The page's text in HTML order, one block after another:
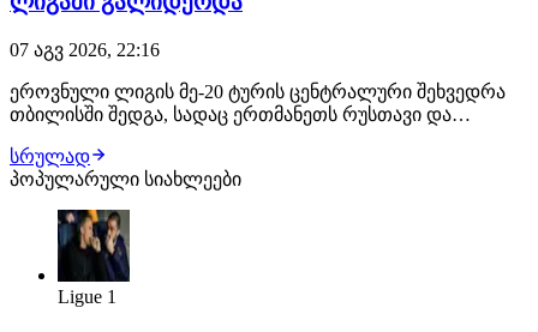
07 აგვ 2026, 22:16
ეროვნული ლიგის მე-20 ტურის ცენტრალური შეხვედრა
თბილისში შედგა, სადაც ერთმანეთს რუსთავი და
წუთზე რუსთაველები ლეგიონერმა ჟან სოუზა დე
ალმეიდამ დააწინაურა, მასპინძლებმა პირველი ტაიმი
ბოლომდე მიიყვანეს. იმერული კლუბი ვერც მეორე
ტაიმში…
სრულად
პოპულარული სიახლეები
Ligue 1